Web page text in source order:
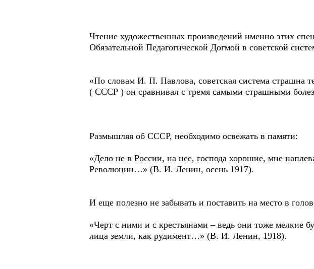
Чтение художественных произведений именно этих
Обязательной Педагогической Догмой в советской
«По словам И. П. Павлова, советская система страшна
( СССР ) он сравнивал с тремя самыми страшными
Размышляя об СССР, необходимо освежать в памяти:
«Дело не в России, на нее, господа хорошие, мне
Революции…» (В. И. Ленин, осень 1917).
И еще полезно не забывать и поставить на место в
«Черт с ними и с крестьянами – ведь они тоже мелкие
лица земли, как рудимент…» (В. И. Ленин, 1918).